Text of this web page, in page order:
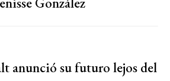
anunció su futuro lejos del